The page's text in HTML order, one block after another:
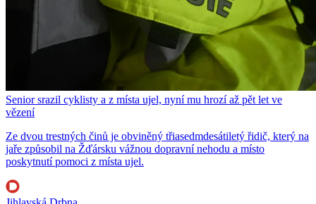
Senior srazil cyklisty a z místa ujel, nyní mu hrozí až pět let ve
vězení
Ze dvou trestných činů je obviněný třiasedmdesátiletý řidič, který na
jaře způsobil na Žďársku vážnou dopravní nehodu a místo
poskytnutí pomoci z místa ujel.